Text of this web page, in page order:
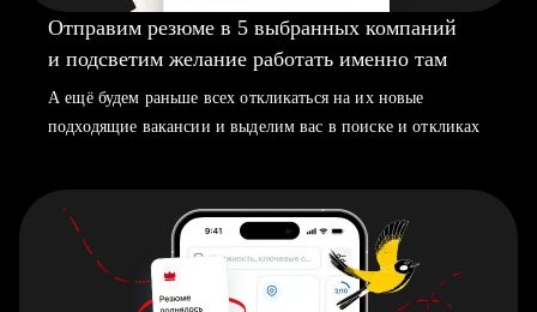
Отправим резюме в 5 выбранных компаний
и подсветим желание работать именно там
А ещё будем раньше всех откликаться на их новые
подходящие вакансии и выделим вас в поиске и откликах